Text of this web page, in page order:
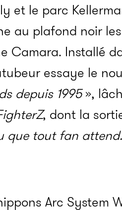
et le parc
au plafond noir
Camara. Installé
essaye le
depuis 1995»,
, dont la
que tout fan
Arc System